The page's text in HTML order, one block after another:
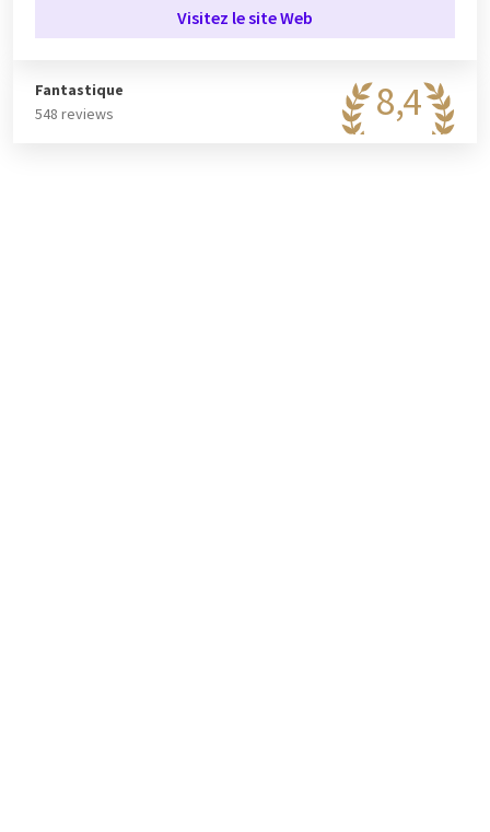
L'hôtel vous propose le choix entre deux
Vous pouvez dîner en toute tranquillité au restaurant Quai 5.
d'inspiration internationale. Si vous souhaitez déguster un
plat traditionnel belge, vous trouverez également sur la carte
les boulettes liégeoises. Pour un repas rapide, vous pouvez
Visitez le site Web
8,4
Fantastique
548 reviews